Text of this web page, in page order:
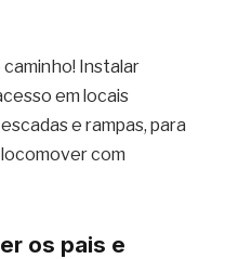
Instalar
em locais
e rampas, para
com
os pais e